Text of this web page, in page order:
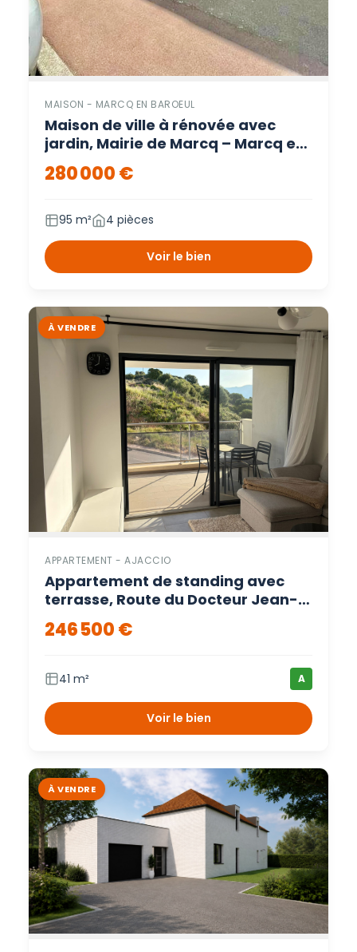
MAISON - MARCQ EN BAROEUL
Maison de ville à rénovée avec
jardin, Mairie de Marcq – Marcq en
baroeul
280 000 €
95 m² 4 pièces
Voir le bien
À VENDRE
APPARTEMENT - AJACCIO
Appartement de standing avec
terrasse, Route du Docteur Jean-
Paul de Rocca Serra, Ajaccio. –
Ajaccio
246 500 €
41 m² A
Voir le bien
À VENDRE